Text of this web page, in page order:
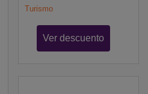
Turismo
Ver descuento